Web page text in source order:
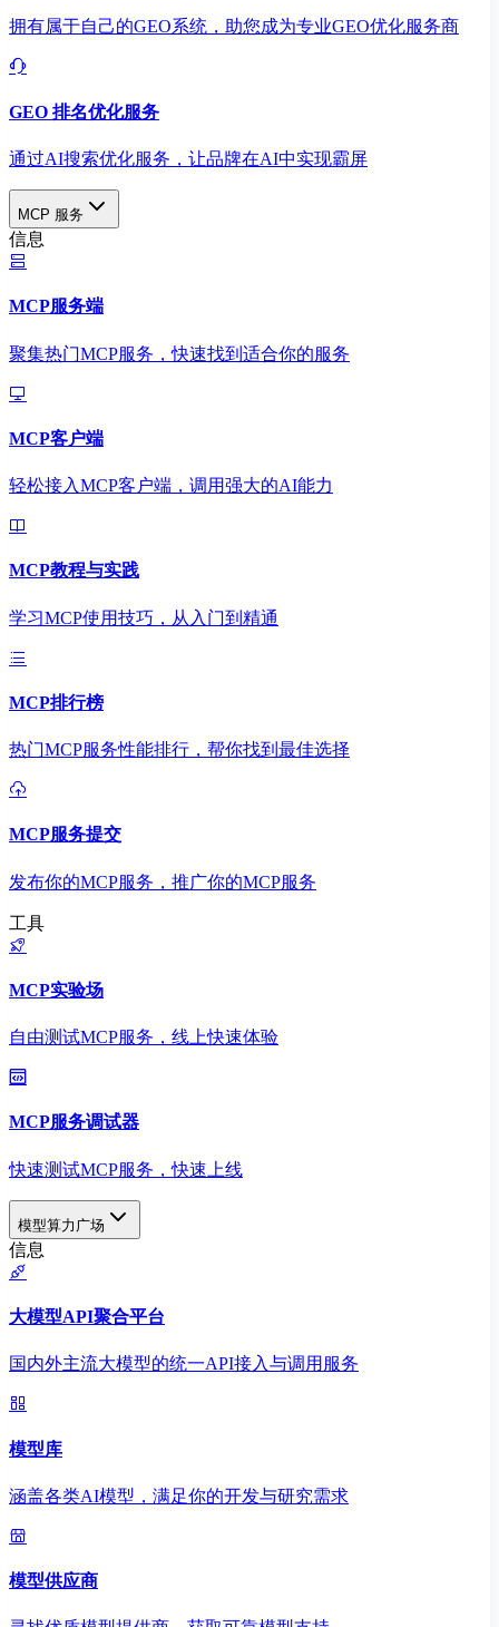
拥有属于自己的GEO系统，助您成为专业GEO优化服务商
GEO 排名优化服务
通过AI搜索优化服务，让品牌在AI中实现霸屏
MCP 服务
信息
MCP服务端
聚集热门MCP服务，快速找到适合你的服务
MCP客户端
轻松接入MCP客户端，调用强大的AI能力
MCP教程与实践
学习MCP使用技巧，从入门到精通
MCP排行榜
热门MCP服务性能排行，帮你找到最佳选择
MCP服务提交
发布你的MCP服务，推广你的MCP服务
工具
MCP实验场
自由测试MCP服务，线上快速体验
MCP服务调试器
快速测试MCP服务，快速上线
模型算力广场
信息
大模型API聚合平台
国内外主流大模型的统一API接入与调用服务
模型库
涵盖各类AI模型，满足你的开发与研究需求
模型供应商